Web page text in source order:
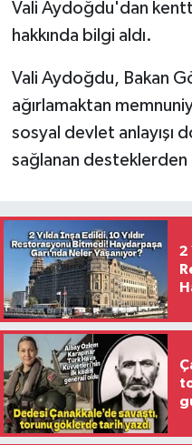
Vali Aydoğdu'dan
hakkında bilgi aldı.
Vali Aydoğdu, Bakan
ağırlamaktan
sosyal devlet anlayışı
sağlanan
2